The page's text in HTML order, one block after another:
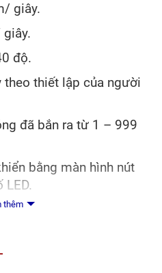
giây.
độ.
theo thiết lập của người
đã bắn ra từ 1 – 999
bằng màn hình nút
thêm